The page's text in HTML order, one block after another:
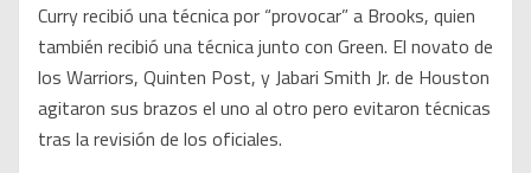
Curry recibió una técnica por “provocar” a Brooks, quien
también recibió una técnica junto con Green. El novato de
los Warriors, Quinten Post, y Jabari Smith Jr. de Houston
agitaron sus brazos el uno al otro pero evitaron técnicas
tras la revisión de los oficiales.